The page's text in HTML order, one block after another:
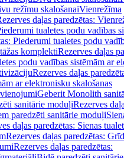
režīmu skalošanaiVienrežīma
daļas paredzētas:
tualetes podu vadības
Piederumi tualetes podu
komplektiRezerves daļas
podu vadības sistēmām ar
Rezerves daļas
ar elektronisku skalošanas
Geberit Monolith
sanitārie moduļiRezerves
paredzēti sanitārie moduļi
daļas paredzētas: Sienas
Rezerves daļas paredzētas:
Rezerves daļas paredzētas: